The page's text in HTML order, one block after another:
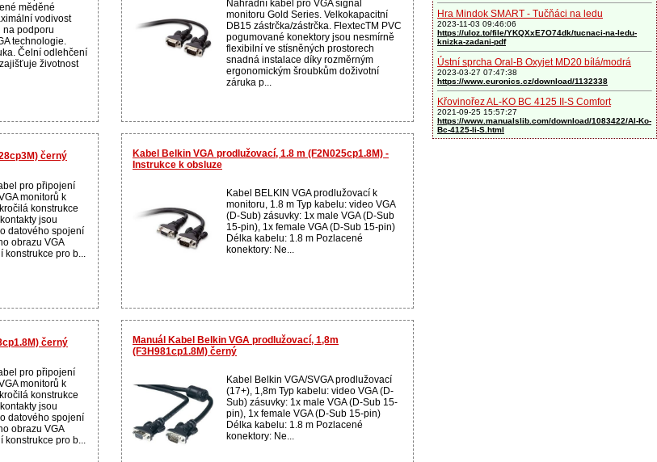
měděné
vodivost
na podporu
technologie.
Čelní odlehčení
životnost
Náhradní kabel pro VGA signál
monitoru Gold Series. Velkokapacitní
DB15 zástrčka/zástrčka. FlextecTM PVC
pogumované konektory jsou nesmírně
flexibilní ve stísněných prostorech
snadná instalace díky rozměrným
ergonomickým šroubkům doživotní
záruka p...
černý
pro připojení
monitorů k
konstrukce
jsou
datového spojení
obrazu VGA
konstrukce pro b...
Kabel Belkin VGA prodlužovací, 1.8 m (F2N025cp1.8M) -
Instrukce k obsluze
Kabel BELKIN VGA prodlužovací k
monitoru, 1.8 m Typ kabelu: video VGA
(D-Sub) zásuvky: 1x male VGA (D-Sub
15-pin), 1x female VGA (D-Sub 15-pin)
Délka kabelu: 1.8 m Pozlacené
konektory: Ne...
černý
pro připojení
monitorů k
konstrukce
jsou
datového spojení
obrazu VGA
konstrukce pro b...
Manuál Kabel Belkin VGA prodlužovací, 1,8m
(F3H981cp1.8M) černý
Kabel Belkin VGA/SVGA prodlužovací
(17+), 1,8m Typ kabelu: video VGA (D-
Sub) zásuvky: 1x male VGA (D-Sub 15-
pin), 1x female VGA (D-Sub 15-pin)
Délka kabelu: 1.8 m Pozlacené
konektory: Ne...
Hra Mindok SMART - Tučňáci na ledu
2023-11-03 09:46:06
https://uloz.to/file/YKQXxE7O74dk/tucnaci-na-ledu-
knizka-zadani-pdf
Ústní sprcha Oral-B Oxyjet MD20 bílá/modrá
2023-03-27 07:47:38
https://www.euronics.cz/download/1132338
Křovinořez AL-KO BC 4125 II-S Comfort
2021-09-25 15:57:27
https://www.manualslib.com/download/1083422/Al-Ko-
Bc-4125-Ii-S.html